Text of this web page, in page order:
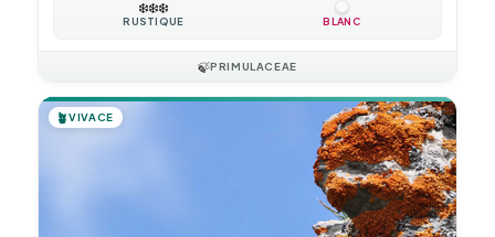
❄️❄️❄️
RUSTIQUE BLANC
🍃PRIMULACEAE
🪴VIVACE